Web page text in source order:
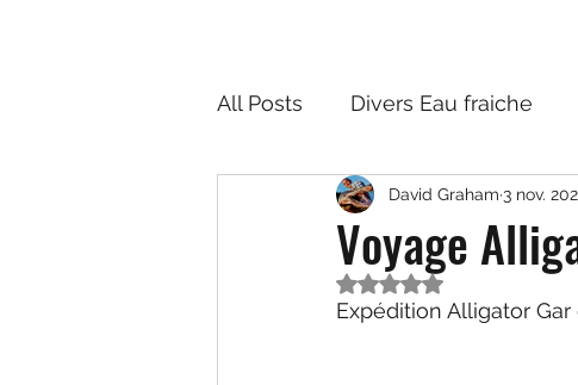
All Posts Divers Eau fraiche
Carpe et Buffalo Espèces
Voyage
David Graham 3 nov.
Noté NaN étoiles sur 5.
Expédition Alligator Gar